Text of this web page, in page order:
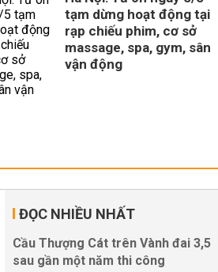
tạm dừng hoạt động tại
rạp chiếu phim, cơ sở
massage, spa, gym, sân
vận động
ĐỌC NHIỀU NHẤT
Cầu Thượng Cát trên Vành đai 3,5
sau gần một năm thi công